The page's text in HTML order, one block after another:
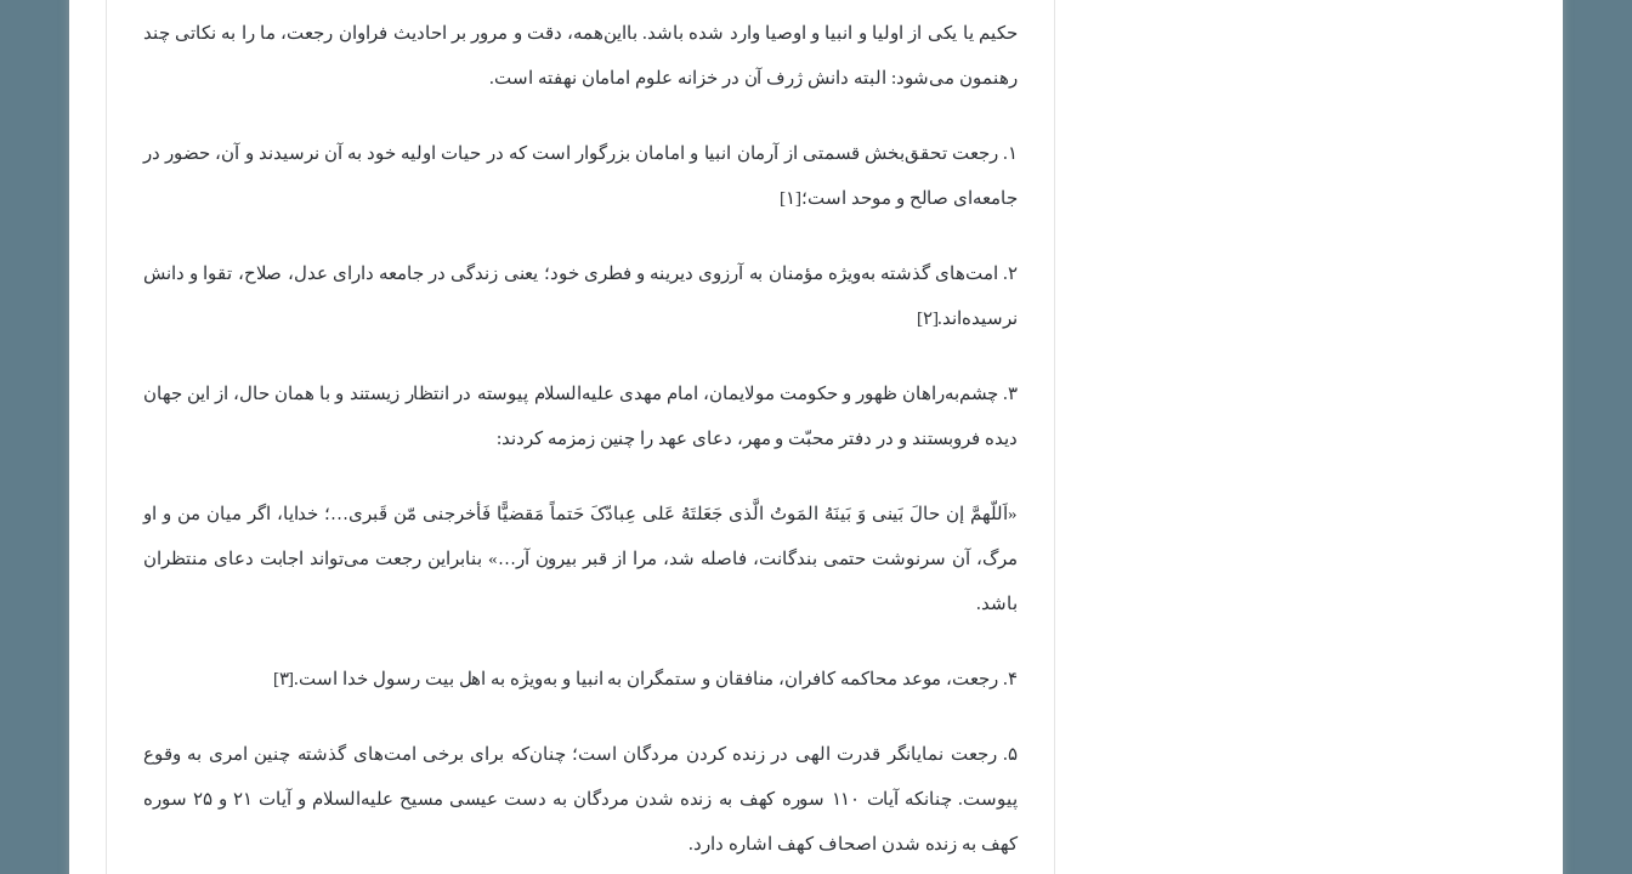
حکیم یا یکی از اولیا و انبیا و اوصیا وارد شده باشد. با‌این‌همه، دقت و مرور بر احادیث فراوان رجعت، ما را به نکاتی چند
رهنمون می‌شود: البته دانش ژرف آن در خزانه علوم امامان نهفته است.
۱. رجعت تحقق‌بخش قسمتی از آرمان انبیا و امامان بزرگوار است که در حیات اولیه خود به آن نرسیدند و آن، حضور در
جامعه‌ای صالح و موحد است؛[۱]
۲. امت‌های گذشته به‌ویژه مؤمنان به آرزوی دیرینه و فطری خود؛ یعنی زندگی در جامعه دارای عدل، صلاح، تقوا و دانش
نرسیده‌اند.[۲]
۳. چشم‌به‌راهان ظهور و حکومت مولایمان، امام مهدی علیه‌السلام پیوسته در انتظار زیستند و با همان حال، از این جهان
دیده فروبستند و در دفتر محبّت و مهر، دعای عهد را چنین زمزمه کردند:
«اَللّهمَّ إن حالَ بَینی وَ بَینَهُ المَوتُ الَّذی جَعَلتَهُ عَلی عِبادّکَ حَتماً مَقضیًّا فَأخرجنی مّن قَبری…؛ خدایا، اگر میان من و او
مرگ، آن سرنوشت حتمی بندگانت، فاصله شد، مرا از قبر بیرون آر…» بنابراین رجعت می‌تواند اجابت دعای منتظران
باشد.
۴. رجعت، موعد محاکمه کافران، منافقان و ستمگران به انبیا و به‌ویژه به اهل بیت رسول خدا است.[۳]
۵. رجعت نمایانگر قدرت الهی در زنده کردن مردگان است؛ چنان‌که برای برخی امت‌های گذشته چنین امری به وقوع
پیوست. چنانکه آیات ۱۱۰ سوره کهف به زنده شدن مردگان به دست عیسی مسیح علیه‌السلام و آیات ۲۱ و ۲۵ سوره
کهف به زنده شدن اصحاف کهف اشاره دارد.